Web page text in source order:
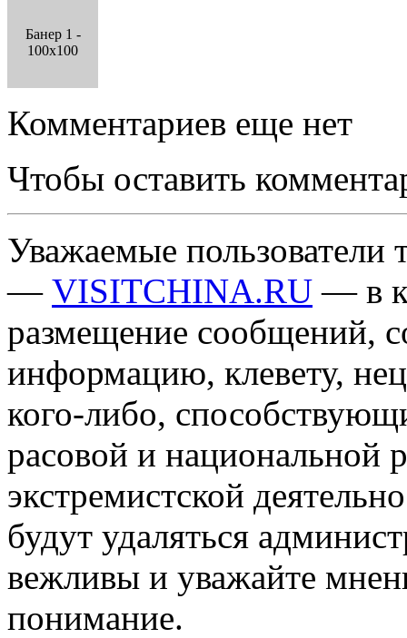
Банер 1 -
100x100
Комментариев еще нет
Чтобы оставить
Уважаемые пользователи
— VISITCHINA.RU — в
размещение сообщений,
информацию, клевету,
кого-либо,
расовой и национальной
экстремистской
будут удаляться
вежливы и уважайте
понимание.